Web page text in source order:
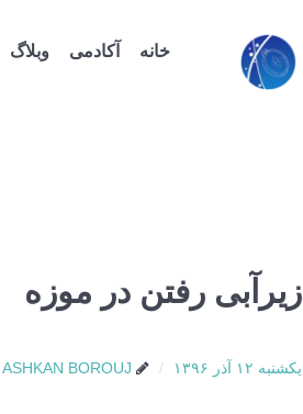
خانه آکادمی وبلاگ
زیرآبی رفتن در موزه
یکشنبه ۱۲ آذر ۱۳۹۶ ASHKAN BOROUJ